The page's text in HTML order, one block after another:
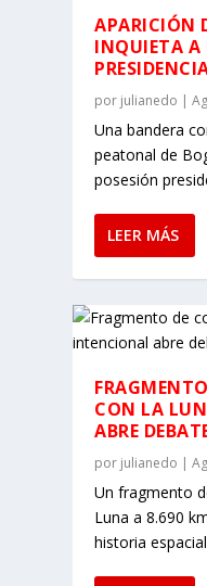
APARICIÓN
INQUIETA A
por julianedo |
Una bandera
peatonal de
posesión
LEER MÁS
CON LA
ABRE
por julianedo |
Un fragmento
Luna a 8.690
historia